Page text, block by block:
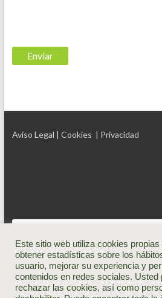
Aviso Legal | Cookies | Privacidad
Copyright © 2026
Este sitio web utiliza cookies
obtener estadísticas sobre los
usuario, mejorar su experiencia y
contenidos en redes sociales. Usted
rechazar las cookies, así como